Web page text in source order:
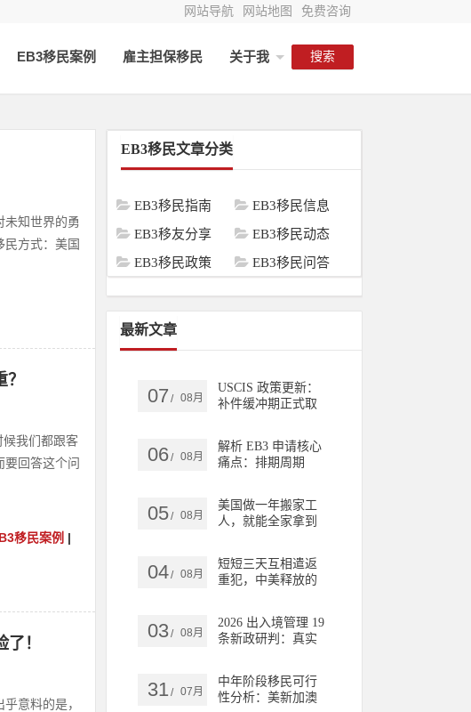
网站导航 网站地图 免费咨询
搜索
EB3移民案例 雇主担保移民 关于我
未知世界的勇
民方式：美国
移民案例 |
我们都跟客
要回答这个问
！
意料的是，
EB3移民文章分类
EB3移民指南
EB3移民信息
EB3移友分享
EB3移民动态
EB3移民政策
EB3移民问答
最新文章
07 / 08月
USCIS 政策更新：
补件缓冲期正式取
06/ 08月
解析 EB3 申请核心
痛点：排期周期
05/ 08月
美国做一年搬家工
人，就能全家拿到
04/ 08月
短短三天互相遣返
重犯，中美释放的
03/ 08月
2026 出入境管理 19
条新政研判：真实
行方案
31 / 07月
中年阶段移民可行
性分析：美新加澳